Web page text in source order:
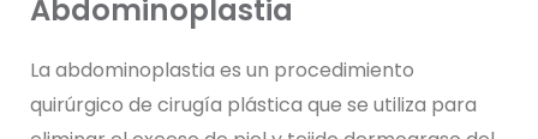
Abdominoplastia
La abdominoplastia es un procedimiento
quirúrgico de cirugía plástica que se utiliza para